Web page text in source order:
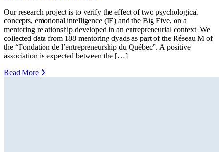
Our research project is to verify the effect of two psychological
concepts, emotional intelligence (IE) and the Big Five, on a
mentoring relationship developed in an entrepreneurial context. We
collected data from 188 mentoring dyads as part of the Réseau M of
the “Fondation de l’entrepreneurship du Québec”. A positive
association is expected between the […]
Read More